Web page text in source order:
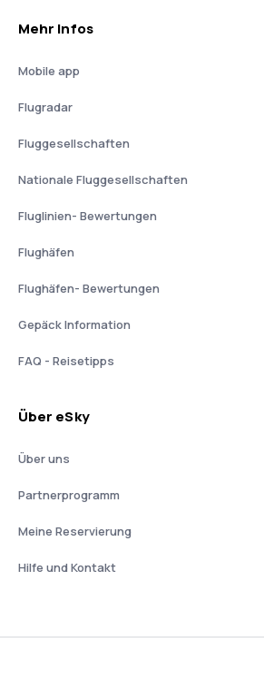
Mehr Infos
Mobile app
Flugradar
Fluggesellschaften
Nationale Fluggesellschaften
Fluglinien- Bewertungen
Flughäfen
Flughäfen- Bewertungen
Gepäck Information
FAQ - Reisetipps
Über eSky
Über uns
Partnerprogramm
Meine Reservierung
Hilfe und Kontakt